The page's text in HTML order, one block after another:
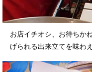
お店イチオシ、お待ちか
げられる出来立てを味わえ